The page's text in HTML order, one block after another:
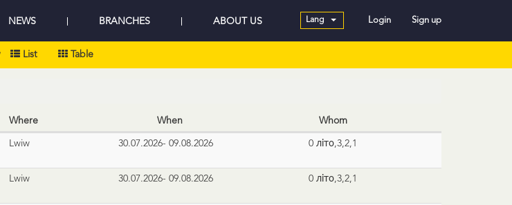
NEWS BRANCHES ABOUT US Lang Login Sign up
List Table
Where When Whom
Lwiw 30.07.2026- 09.08.2026 0 літо,3,2,1
Lwiw 30.07.2026- 09.08.2026 0 літо,3,2,1